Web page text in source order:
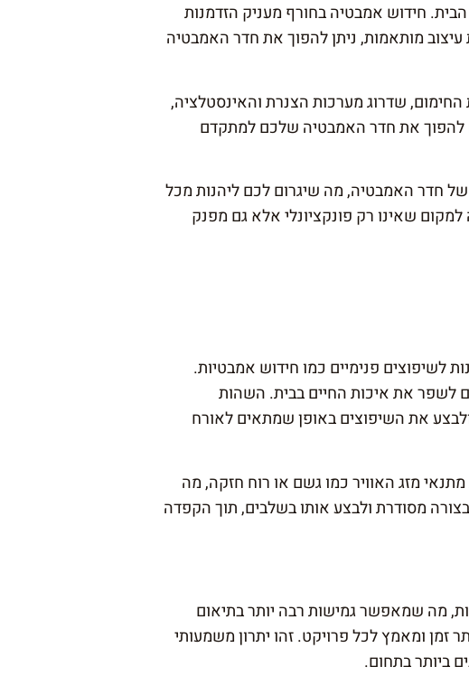
חידוש אמבטיה בחורף מעניק הזדמנות
מותאמות, ניתן להפוך את חדר האמבטיה
החימום, שדרוג מערכות הצנרת והאינסטלציה,
להפוך את חדר האמבטיה שלכם למתקדם
של חדר האמבטיה, מה שיגרום לכם ליהנות מכל
שאינו רק פונקציונלי אלא גם מפנק
לשיפוצים פנימיים כמו חידוש אמבטיות.
לשפר את איכות החיים בבית. השהות
את השיפוצים באופן שמתאים לאורח
מתנאי מזג האוויר כמו גשם או רוח חזקה, מה
מסודרת ולבצע אותו בשלבים, תוך הקפדה
מה שמאפשר גמישות רבה יותר בתיאום
ומאמץ לכל פרויקט. זהו יתרון משמעותי
ביותר בתחום.